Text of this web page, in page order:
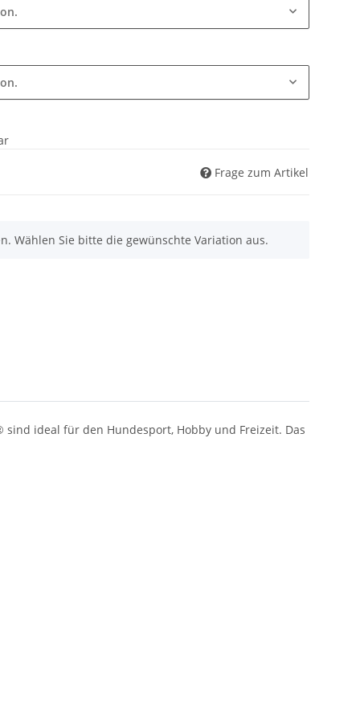
Frage zum Artikel
Wählen Sie bitte die gewünschte Variation aus.
ideal für den Hundesport, Hobby und Freizeit. Das